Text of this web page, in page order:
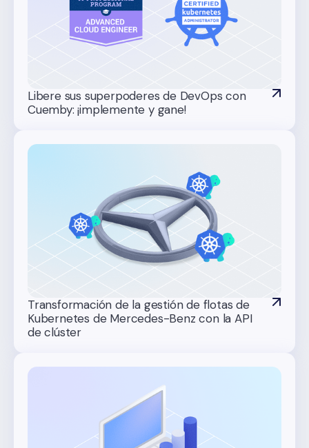
Libere sus superpoderes de DevOps con
Cuemby: ¡implemente y gane!
Transformación de la gestión de flotas de
Kubernetes de Mercedes-Benz con la API
de clúster